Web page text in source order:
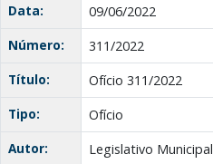
Data:
09/06/2022
Número:
311/2022
Título:
Ofício 311/2022
Tipo:
Ofício
Autor:
Legislativo Municipal